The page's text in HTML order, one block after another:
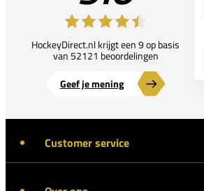
HockeyDirect.nl krijgt een 9 op basis
van 52121 beoordelingen
Geef je mening
Customer service